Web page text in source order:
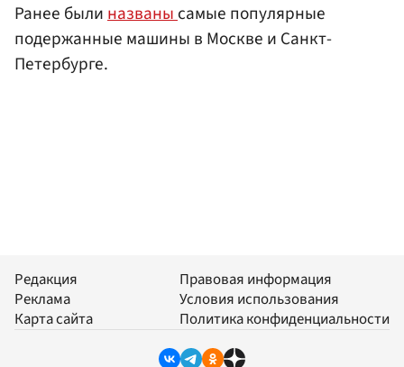
Ранее былиназванысамые популярные
подержанные машины в Москве и Санкт-
Петербурге.
Редакция
Реклама
Карта сайта
Правовая информация
Условия использования
Политика конфиденциальности